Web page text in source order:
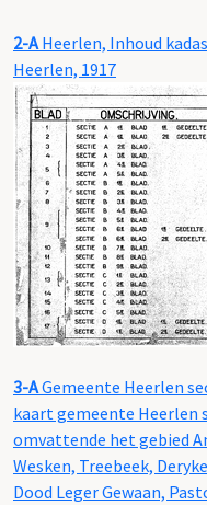
2-AHeerlen, Inhoud
Heerlen, 1917
3-AGemeente Heerlen
kaart gemeente Heerlen
omvattende het gebied
Wesken, Treebeek,
Dood Leger Gewaan,